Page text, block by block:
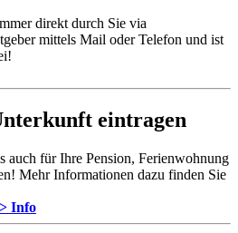
direkt durch Sie via
mittels Mail oder Telefon und ist
eintragen
auch für Ihre Pension, Ferienwohnung
Mehr Informationen dazu finden Sie
Info